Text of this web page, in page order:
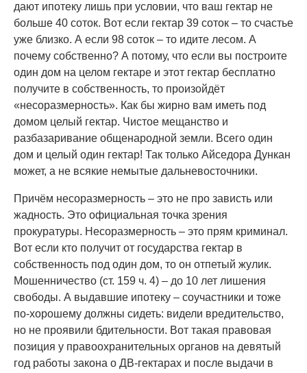
дают ипотеку лишь при условии, что ваш гектар не
больше 40 соток. Вот если гектар 39 соток – то счастье
уже близко. А если 98 соток – то идите лесом. А
почему собственно? А потому, что если вы построите
один дом на целом гектаре и этот гектар бесплатно
получите в собственность, то произойдёт
«несоразмерность». Как бы жирно вам иметь под
домом целый гектар. Чистое мещанство и
разбазаривание общенародной земли. Всего один
дом и целый один гектар! Так только Айседора Дункан
может, а не всякие немытые дальневосточники.
Причём несоразмерность – это не про зависть или
жадность. Это официальная точка зрения
прокуратуры. Несоразмерность – это прям криминал.
Вот если кто получит от государства гектар в
собственность под один дом, то он отпетый жулик.
Мошенничество (ст. 159 ч. 4) – до 10 лет лишения
свободы. А выдавшие ипотеку – соучастники и тоже
по-хорошему должны сидеть: видели вредительство,
но не проявили бдительности. Вот такая правовая
позиция у правоохранительных органов на девятый
год работы закона о ДВ-гектарах и после выдачи в